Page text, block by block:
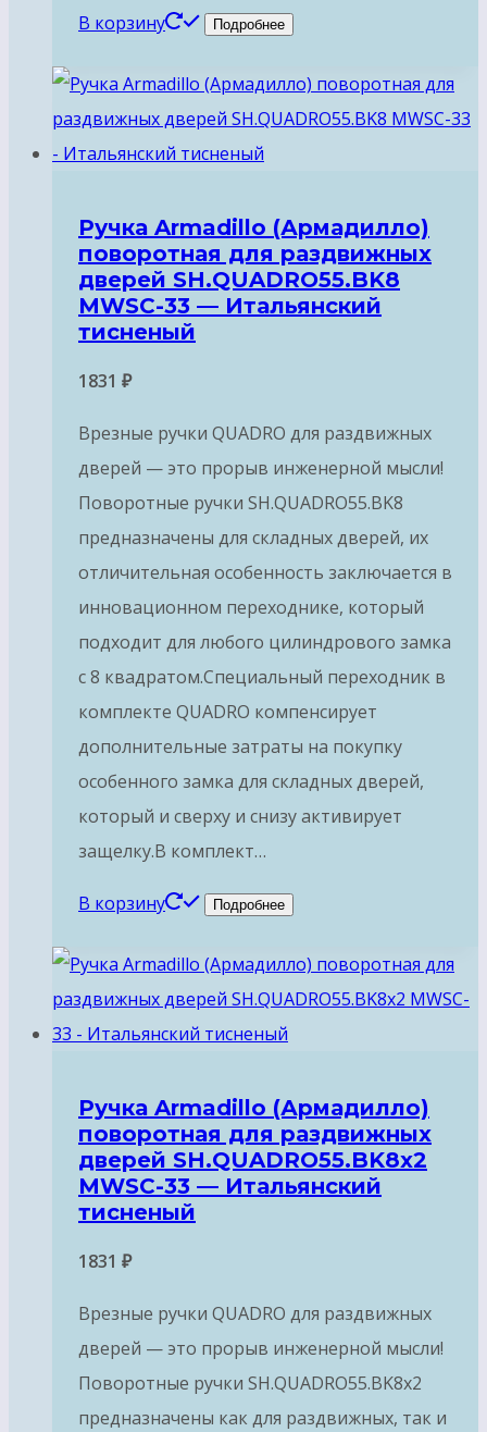
В корзину Подробнее
Ручка Armadillo (Армадилло)
поворотная для раздвижных
дверей SH.QUADRO55.BK8
MWSC-33 — Итальянский
тисненый
1831 ₽
Врезные ручки QUADRO для раздвижных
дверей — это прорыв инженерной мысли!
Поворотные ручки SH.QUADRO55.BK8
предназначены для складных дверей, их
отличительная особенность заключается в
инновационном переходнике, который
подходит для любого цилиндрового замка
с 8 квадратом.Специальный переходник в
комплекте QUADRO компенсирует
дополнительные затраты на покупку
особенного замка для складных дверей,
который и сверху и снизу активирует
защелку.В комплект…
В корзину Подробнее
Ручка Armadillo (Армадилло)
поворотная для раздвижных
дверей SH.QUADRO55.BK8х2
MWSC-33 — Итальянский
тисненый
1831 ₽
Врезные ручки QUADRO для раздвижных
дверей — это прорыв инженерной мысли!
Поворотные ручки SH.QUADRO55.BK8x2
предназначены как для раздвижных, так и